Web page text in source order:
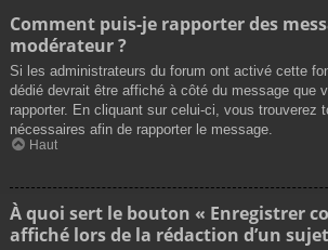
Comment puis-je rapporter des
modérateur ?
Si les administrateurs du forum ont activé cette
dédié devrait être affiché à côté du message que
rapporter. En cliquant sur celui-ci, vous trouverez
nécessaires afin de rapporter le message.
Haut
À quoi sert le bouton « Enregistrer
affiché lors de la rédaction d’un